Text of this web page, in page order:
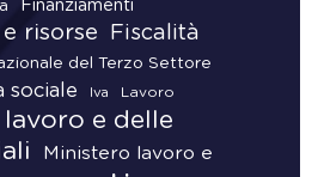
Finanziamenti
risorse Fiscalità
del Terzo Settore
sociale Iva Lavoro
e delle
Ministero lavoro e